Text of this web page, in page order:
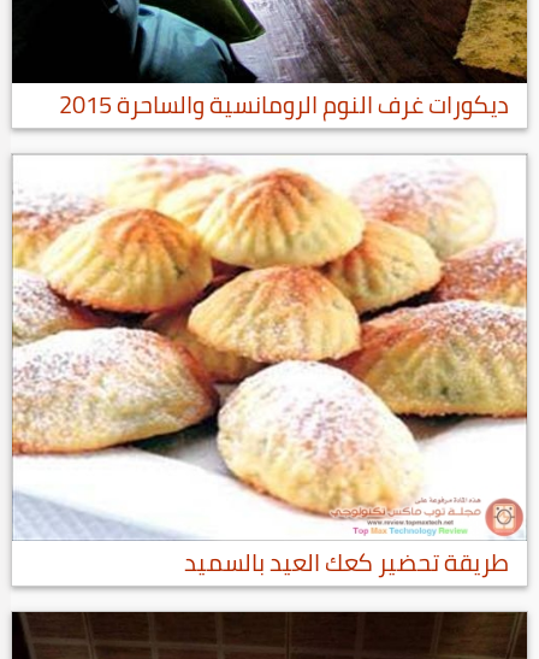
ديكورات غرف النوم الرومانسية والساحرة 2015
طريقة تحضير كعك العيد بالسميد